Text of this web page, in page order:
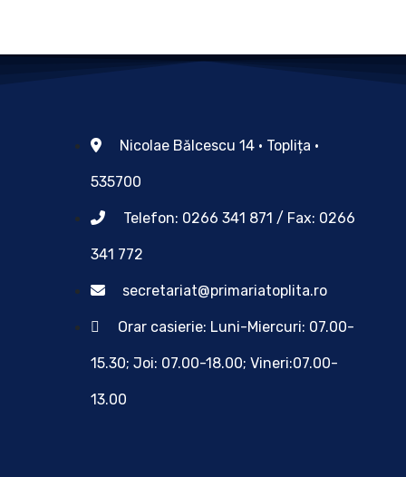
Nicolae Bălcescu 14 • Toplița •
535700
Telefon: 0266 341 871 / Fax: 0266
341 772
secretariat@primariatoplita.ro
Orar casierie: Luni-Miercuri: 07.00-
15.30; Joi: 07.00-18.00; Vineri:07.00-
13.00